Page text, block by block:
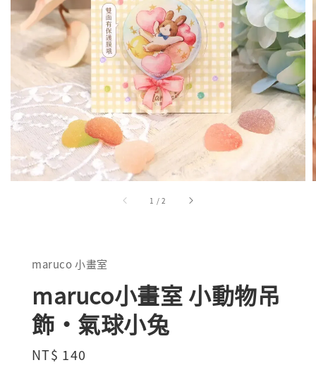
1 /2
maruco 小畫室
maruco小畫室 小動物吊
飾・氣球小兔
Regular
NT$ 140